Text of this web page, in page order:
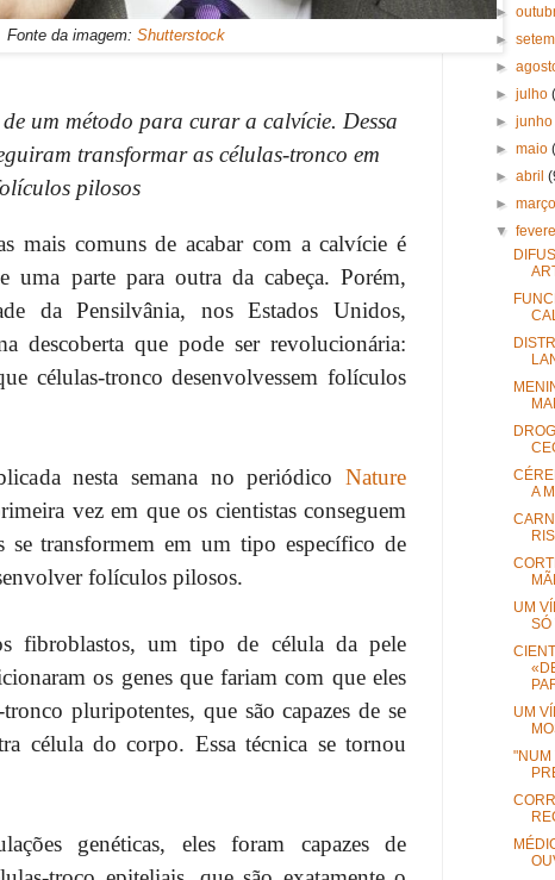
Fonte da imagem: Shutterstock
um método para curar a calvície. Dessa
transformar as células-tronco em
pilosos
mais comuns de acabar com a calvície é
uma parte para outra da cabeça. Porém,
da Pensilvânia, nos Estados Unidos,
descoberta que pode ser revolucionária:
células-tronco desenvolvessem folículos
nesta semana no periódico Nature
vez em que os cientistas conseguem
se transformem em um tipo específico de
folículos pilosos.
fibroblastos, um tipo de célula da pele
os genes que fariam com que eles
pluripotentes, que são capazes de se
célula do corpo. Essa técnica se tornou
genéticas, eles foram capazes de
►
►
►
►julho
►
►maio
►abril
►
▼
A
UM
SÓ
UM
"NUM